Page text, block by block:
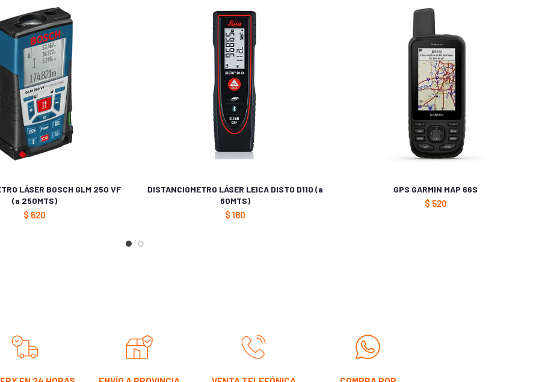
LÁSER BOSCH GLM 250 VF
(a 250MTS)
$ 620
DISTANCIOMETRO LÁSER LEICA DISTO D110 (a
6OMTS)
$ 180
GPS GARMIN MAP 66S
$ 520